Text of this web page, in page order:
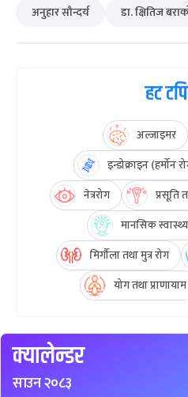
अनुहार सौन्दर्य डा. क्षितिज
हट
अल्जाइमर
इन्डोक्राइन (हर्मोन
नेत्ररोग
प्रसूति
मानसिक
मिर्गौला तथा मुत्र रोग
योग तथा प्राणायाम
क्यालेन्डर
साउन २०८३